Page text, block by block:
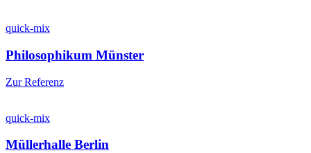
quick-mix
Philosophikum Münster
Zur Referenz
quick-mix
Müllerhalle Berlin